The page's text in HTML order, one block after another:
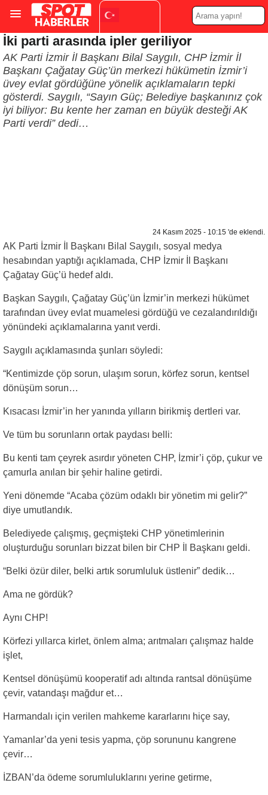
Turkish ▼
İki parti arasında ipler geriliyor
AK Parti İzmir İl Başkanı Bilal Saygılı, CHP İzmir İl
Başkanı Çağatay Güç’ün merkezi hükümetin İzmir’i
üvey evlat gördüğüne yönelik açıklamaların tepki
gösterdi. Saygılı, “Sayın Güç; Belediye başkanınız çok
iyi biliyor: Bu kente her zaman en büyük desteği AK
Parti verdi” dedi…
24 Kasım 2025 - 10:15 'de eklendi.
AK Parti İzmir İl Başkanı Bilal Saygılı, sosyal medya
hesabından yaptığı açıklamada, CHP İzmir İl Başkanı
Çağatay Güç’ü hedef aldı.
Başkan Saygılı, Çağatay Güç’ün İzmir’in merkezi hükümet
tarafından üvey evlat muamelesi gördüğü ve cezalandırıldığı
yönündeki açıklamalarına yanıt verdi.
Saygılı açıklamasında şunları söyledi:
“Kentimizde çöp sorun, ulaşım sorun, körfez sorun, kentsel
dönüşüm sorun…
Kısacası İzmir’in her yanında yılların birikmiş dertleri var.
Ve tüm bu sorunların ortak paydası belli:
Bu kenti tam çeyrek asırdır yöneten CHP, İzmir’i çöp, çukur ve
çamurla anılan bir şehir haline getirdi.
Yeni dönemde “Acaba çözüm odaklı bir yönetim mi gelir?”
diye umutlandık.
Belediyede çalışmış, geçmişteki CHP yönetimlerinin
oluşturduğu sorunları bizzat bilen bir CHP İl Başkanı geldi.
“Belki özür diler, belki artık sorumluluk üstlenir” dedik…
Ama ne gördük?
Aynı CHP!
Körfezi yıllarca kirlet, önlem alma; arıtmaları çalışmaz halde
işlet,
Kentsel dönüşümü kooperatif adı altında rantsal dönüşüme
çevir, vatandaşı mağdur et…
Harmandalı için verilen mahkeme kararlarını hiçe say,
Yamanlar’da yeni tesis yapma, çöp sorununu kangrene
çevir…
İZBAN’da ödeme sorumluluklarını yerine getirme,